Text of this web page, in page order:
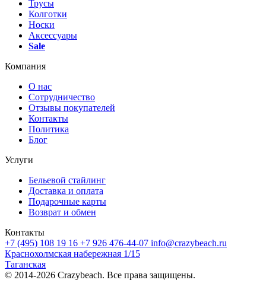
Трусы
Колготки
Носки
Аксессуары
Sale
Компания
О нас
Сотрудничество
Отзывы покупателей
Контакты
Политика
Блог
Услуги
Бельевой стайлинг
Доставка и оплата
Подарочные карты
Возврат и обмен
Контакты
+7 (495) 108 19 16 +7 926 476-44-07 info@crazybeach.ru
Краснохолмская набережная 1/15
Таганская
© 2014-2026 Crazybeach. Все права защищены.